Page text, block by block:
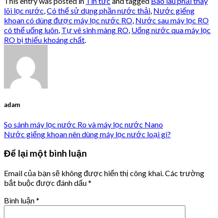
lõi lọc nước,Có thể sử dụng phần nước thải, Nước giếng
khoan có dùng được máy lọc nước RO, Nước sau máy lọc RO
có thể uống luôn, Tự vê sinh màng RO, Uống nước qua máy lọc
RO bị thiếu khoáng chất.
adam
So sánh máy lọc nước Ro và máy lọc nước Nano
Nước giếng khoan nên dùng máy lọc nước loại gì?
Để lại một bình luận
Email của bạn sẽ không được hiển thị công khai.Các trường
bắt buộc được đánh dấu*
Bình luận*